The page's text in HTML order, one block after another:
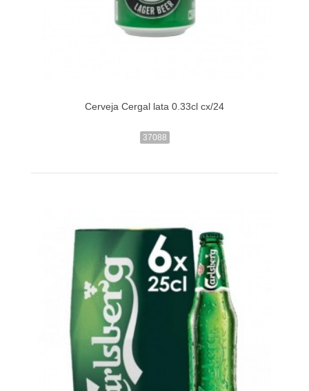
Cerveja Cergal lata 0.33cl cx/24
37088